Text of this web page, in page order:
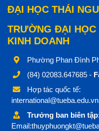
ĐẠI HỌC THÁI
TRƯỜNG ĐẠI HỌC
KINH DOANH
Phường Phan Đình
(84) 02083.647685 -
Hợp tác quốc tế:
Trưởng ban biên